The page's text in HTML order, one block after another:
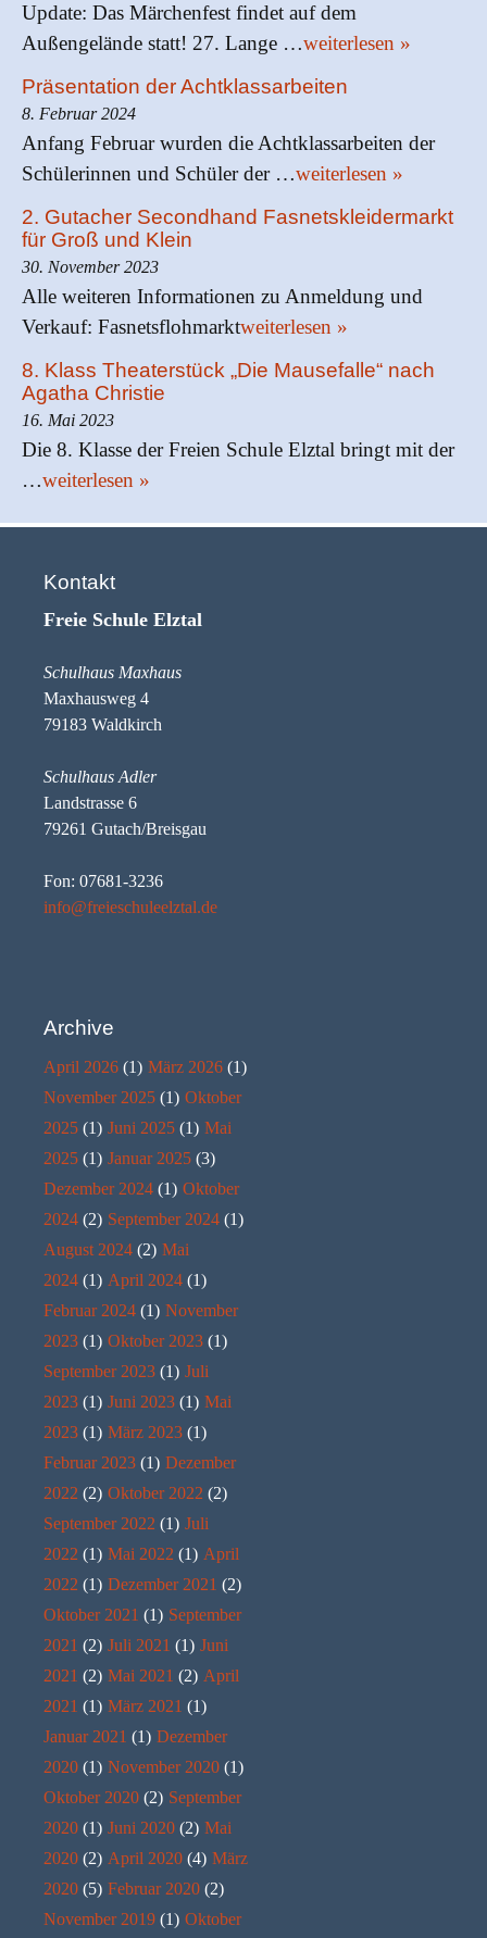
Update: Das Märchenfest findet auf dem
Außengelände statt! 27. Lange …weiterlesen »
Präsentation der Achtklassarbeiten
8. Februar 2024
Anfang Februar wurden die Achtklassarbeiten der
Schülerinnen und Schüler der …weiterlesen »
2. Gutacher Secondhand Fasnetskleidermarkt
für Groß und Klein
30. November 2023
Alle weiteren Informationen zu Anmeldung und
Verkauf: Fasnetsflohmarktweiterlesen »
8. Klass Theaterstück „Die Mausefalle“ nach
Agatha Christie
16. Mai 2023
Die 8. Klasse der Freien Schule Elztal bringt mit der
…weiterlesen »
Kontakt
Freie Schule Elztal
Schulhaus Maxhaus
Maxhausweg 4
79183 Waldkirch
Schulhaus Adler
Landstrasse 6
79261 Gutach/Breisgau
Fon: 07681-3236
info@freieschuleelztal.de
Archive
April 2026 (1) März 2026 (1)
November 2025 (1) Oktober
2025 (1) Juni 2025 (1) Mai
2025 (1) Januar 2025 (3)
Dezember 2024 (1) Oktober
2024 (2) September 2024 (1)
August 2024 (2) Mai
2024 (1) April 2024 (1)
Februar 2024 (1) November
2023 (1) Oktober 2023 (1)
September 2023 (1) Juli
2023 (1) Juni 2023 (1) Mai
2023 (1) März 2023 (1)
Februar 2023 (1) Dezember
2022 (2) Oktober 2022 (2)
September 2022 (1) Juli
2022 (1) Mai 2022 (1) April
2022 (1) Dezember 2021 (2)
Oktober 2021 (1) September
2021 (2) Juli 2021 (1) Juni
2021 (2) Mai 2021 (2) April
2021 (1) März 2021 (1)
Januar 2021 (1) Dezember
2020 (1) November 2020 (1)
Oktober 2020 (2) September
2020 (1) Juni 2020 (2) Mai
2020 (2) April 2020 (4) März
2020 (5) Februar 2020 (2)
November 2019 (1) Oktober